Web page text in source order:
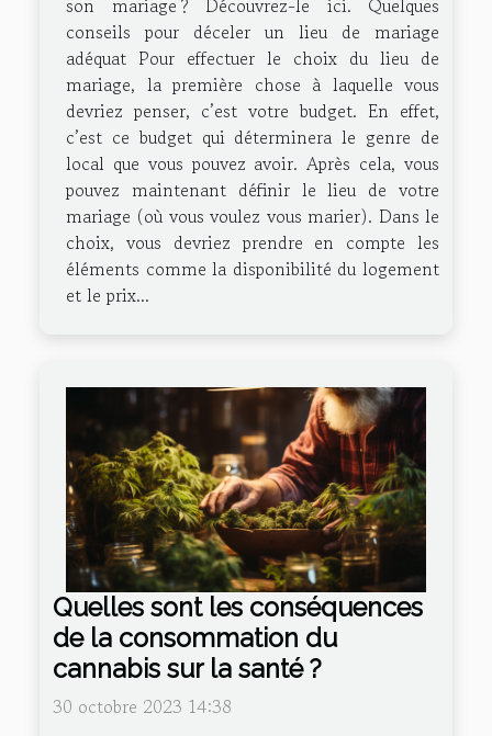
son mariage ? Découvrez-le ici. Quelques
conseils pour déceler un lieu de mariage
adéquat Pour effectuer le choix du lieu de
mariage, la première chose à laquelle vous
devriez penser, c’est votre budget. En effet,
c’est ce budget qui déterminera le genre de
local que vous pouvez avoir. Après cela, vous
pouvez maintenant définir le lieu de votre
mariage (où vous voulez vous marier). Dans le
choix, vous devriez prendre en compte les
éléments comme la disponibilité du logement
et le prix...
Quelles sont les conséquences
de la consommation du
cannabis sur la santé ?
30 octobre 2023 14:38